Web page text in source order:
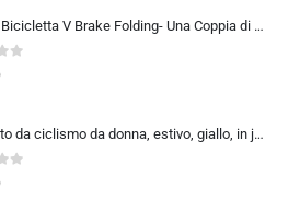
LetCart Bicicletta V Brake Folding- Una Coppia di Parti in Lega di Alluminio ad Alta Resistenza Pieghevole Nero Braccio Lungo
5
Completo da ciclismo da donna, estivo, giallo, in jersey, taglia XS-3XL
5